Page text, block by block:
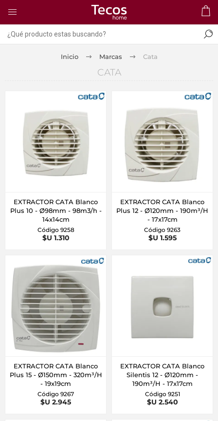
Inicio Marcas Cata
CATA
EXTRACTOR CATA Blanco
Plus 10 - Ø98mm - 98m3/h -
14x14cm
Código 9258
$U 1.310
EXTRACTOR CATA Blanco
Plus 12 - Ø120mm - 190m³/H
- 17x17cm
Código 9263
$U 1.595
EXTRACTOR CATA Blanco
Plus 15 - Ø150mm - 320m³/H
- 19x19cm
Código 9267
$U 2.945
EXTRACTOR CATA Blanco
Silentis 12 - Ø120mm -
190m³/H - 17x17cm
Código 9251
$U 2.540